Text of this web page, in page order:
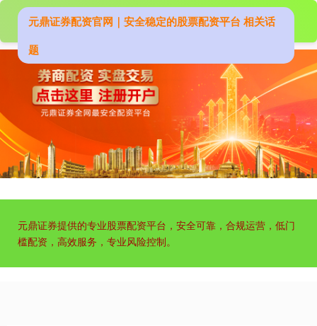
元鼎证券提供的专业股票配资平台，安全可靠，合规运营，低门
槛配资，高效服务，专业风险控制。
元鼎证券配资官网｜安全稳定的股票配资平台 相关话
题